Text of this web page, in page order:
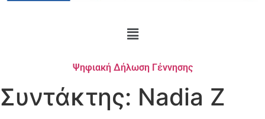
Ψηφιακή Δήλωση Γέννησης
Συντάκτης: Nadia Z